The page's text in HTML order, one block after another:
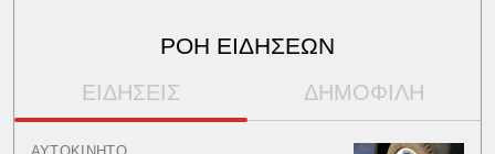
ΡΟΗ ΕΙΔΗΣΕΩΝ
ΕΙΔΗΣΕΙΣ ΔΗΜΟΦΙΛΗ